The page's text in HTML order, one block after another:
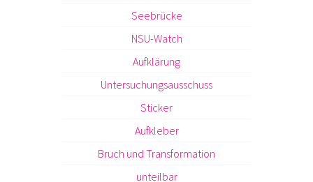
Seebrücke
NSU-Watch
Aufklärung
Untersuchungsausschuss
Sticker
Aufkleber
Bruch und Transformation
unteilbar